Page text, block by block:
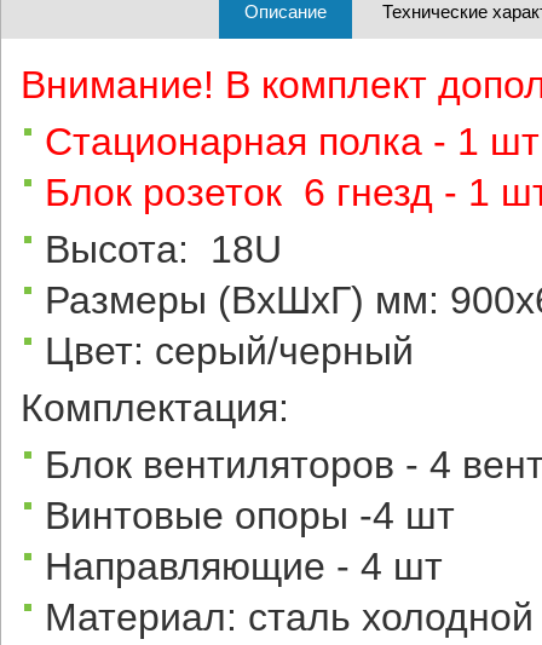
Описание Технические
Внимание! В комплект
Стационарная полка - 1 шт
Блок розеток 6 гнезд - 1
Высота: 18U
Размеры (ВхШхГ) мм:
Цвет: серый/черный
Комплектация:
Блок вентиляторов - 4
Винтовые опоры -4 шт
Направляющие - 4 шт
Материал: сталь